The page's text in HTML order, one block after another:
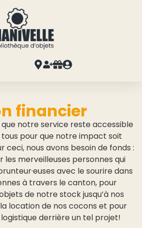
financier
que notre service reste accessible
pour que notre impact soit
ceci, nous avons besoin de fonds :
les merveilleuses personnes qui
avec le sourire dans
à travers le canton, pour
de notre stock jusqu’à nos
location de nos cocons et pour
derrière un tel projet!